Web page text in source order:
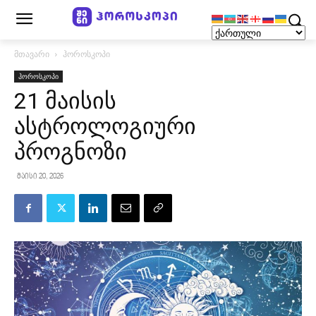
მთავარი ჰოროსკოპი
ჰოროსკოპი
21 მაისის
ასტროლოგიური
პროგნოზი
მაისი 20, 2026